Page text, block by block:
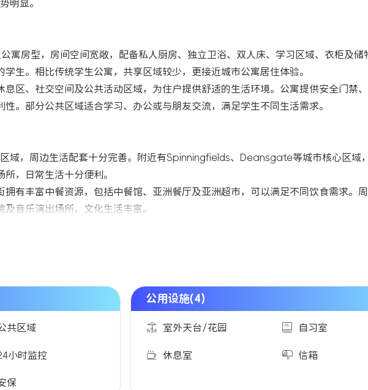
明显。
寓房型，房间空间宽敞，配备私人厨房、独立卫浴、双人床、学习区域、衣柜及储
生。相比传统学生公寓，共享区域较少，更接近城市公寓居住体验。
息区、社交空间及公共活动区域，为住户提供舒适的生活环境。公寓提供安全门禁
。部分公共区域适合学习、办公或与朋友交流，满足学生不同生活需求。
域，周边生活配套十分完善。附近有Spinningfields、Deansgate等城市核心区域
，日常生活十分便利。
拥有丰富中餐资源，包括中餐馆、亚洲餐厅及亚洲超市，可以满足不同饮食需求。
音乐演出场所，文化生活丰富。
共区域
小时监控
保
公用设施(4)
室外天台/花园 自习室
休息室 信箱